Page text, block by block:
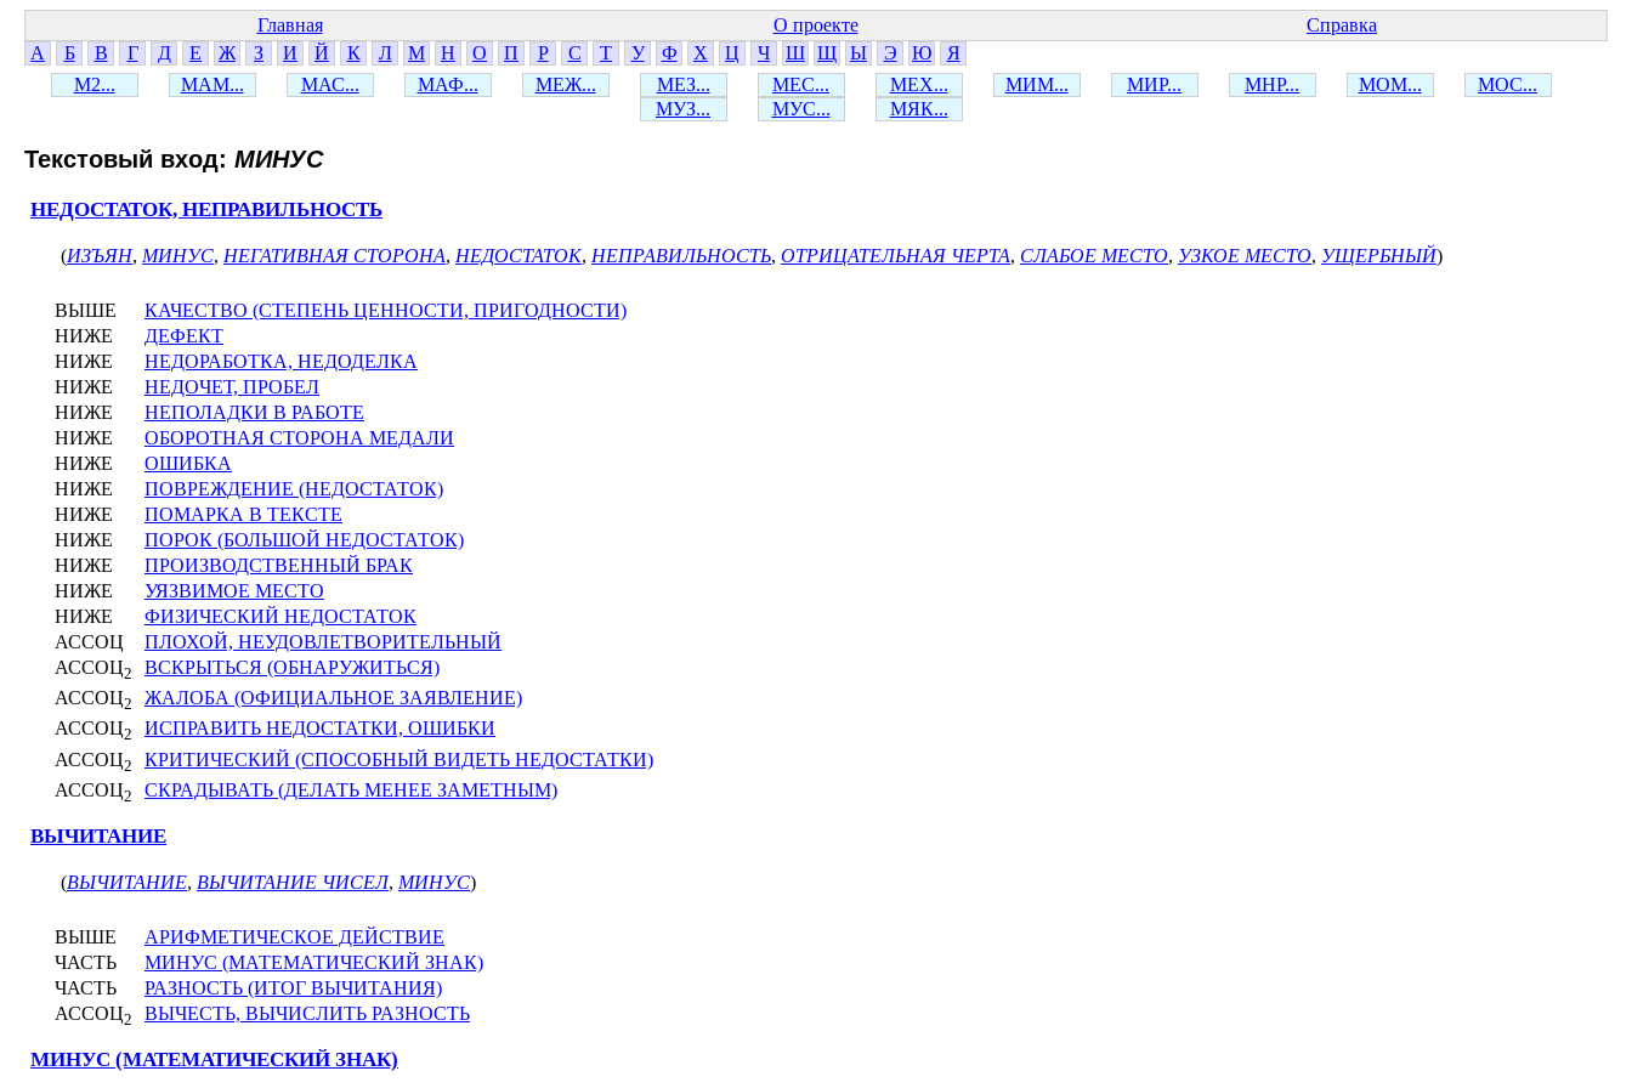
Главная О проекте
Справка
А
Б В Г Д Е Ж З И Й К Л М Н О П Р С Т У Ф Х Ц Ч Ш Щ Ы Э Ю
Я
М2...
МАМ... МАС... МАФ... МЕЖ... МЕЗ... МЕС... МЕХ... МИМ... МИР... МНР... МОМ...
МОС...
МУЗ...
МУС... МЯК...
Текстовый вход: МИНУС
НЕДОСТАТОК, НЕПРАВИЛЬНОСТЬ
(ИЗЪЯН, МИНУС, НЕГАТИВНАЯ СТОРОНА, НЕДОСТАТОК, НЕПРАВИЛЬНОСТЬ, ОТРИЦАТЕЛЬНАЯ ЧЕРТА, СЛАБОЕ МЕСТО, УЗКОЕ МЕСТО, УЩЕРБНЫЙ)
ВЫШЕ
КАЧЕСТВО (СТЕПЕНЬ ЦЕННОСТИ, ПРИГОДНОСТИ)
НИЖЕ
ДЕФЕКТ
НИЖЕ
НЕДОРАБОТКА, НЕДОДЕЛКА
НИЖЕ
НЕДОЧЕТ, ПРОБЕЛ
НИЖЕ
НЕПОЛАДКИ В РАБОТЕ
НИЖЕ
ОБОРОТНАЯ СТОРОНА МЕДАЛИ
НИЖЕ
ОШИБКА
НИЖЕ
ПОВРЕЖДЕНИЕ (НЕДОСТАТОК)
НИЖЕ
ПОМАРКА В ТЕКСТЕ
НИЖЕ
ПОРОК (БОЛЬШОЙ НЕДОСТАТОК)
НИЖЕ
ПРОИЗВОДСТВЕННЫЙ БРАК
НИЖЕ
УЯЗВИМОЕ МЕСТО
НИЖЕ
ФИЗИЧЕСКИЙ НЕДОСТАТОК
АССОЦ
ПЛОХОЙ, НЕУДОВЛЕТВОРИТЕЛЬНЫЙ
АССОЦ2
ВСКРЫТЬСЯ (ОБНАРУЖИТЬСЯ)
АССОЦ2
ЖАЛОБА (ОФИЦИАЛЬНОЕ ЗАЯВЛЕНИЕ)
АССОЦ2
ИСПРАВИТЬ НЕДОСТАТКИ, ОШИБКИ
АССОЦ2
КРИТИЧЕСКИЙ (СПОСОБНЫЙ ВИДЕТЬ НЕДОСТАТКИ)
АССОЦ2 СКРАДЫВАТЬ (ДЕЛАТЬ МЕНЕЕ ЗАМЕТНЫМ)
ВЫЧИТАНИЕ
(ВЫЧИТАНИЕ, ВЫЧИТАНИЕ ЧИСЕЛ, МИНУС)
ВЫШЕ
АРИФМЕТИЧЕСКОЕ ДЕЙСТВИЕ
ЧАСТЬ
МИНУС (МАТЕМАТИЧЕСКИЙ ЗНАК)
ЧАСТЬ
РАЗНОСТЬ (ИТОГ ВЫЧИТАНИЯ)
АССОЦ2 ВЫЧЕСТЬ, ВЫЧИСЛИТЬ РАЗНОСТЬ
МИНУС (МАТЕМАТИЧЕСКИЙ ЗНАК)